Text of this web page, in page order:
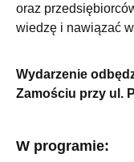
oraz
wiedzę i nawiązać
Wydarzenie
Zamościu przy ul.
W programie: